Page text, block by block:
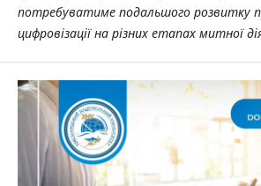
потребуватиме подальшого розвитку
цифровізації на різних етапах митної